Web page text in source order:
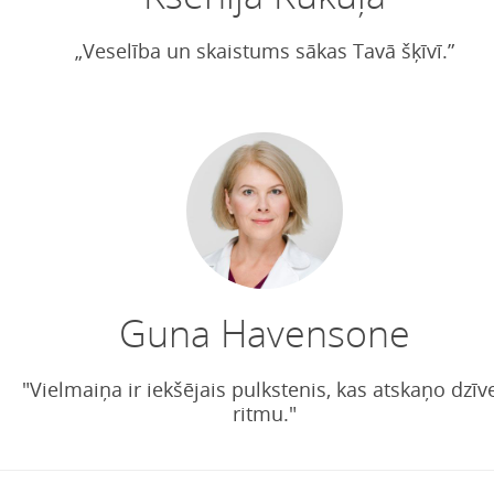
„Veselība un skaistums sākas Tavā šķīvī.”
Guna Havensone
"Vielmaiņa ir iekšējais pulkstenis, kas atskaņo
ritmu."